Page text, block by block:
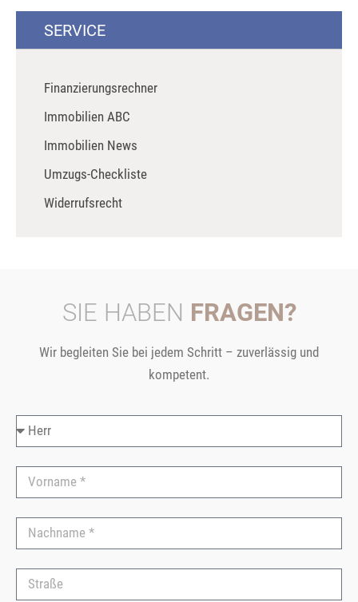
SERVICE
Finanzierungsrechner
Immobilien ABC
Immobilien News
Umzugs-Checkliste
Widerrufsrecht
SIE HABEN FRAGEN?
Wir begleiten Sie bei jedem Schritt – zuverlässig und
kompetent.